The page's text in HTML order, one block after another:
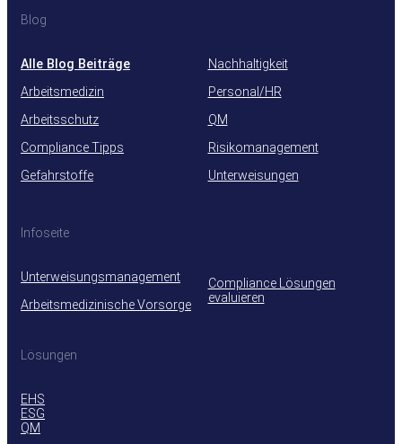
Blog
Alle Blog Beiträge
Arbeitsmedizin
Arbeitsschutz
Compliance Tipps
Gefahrstoffe
Nachhaltigkeit
Personal/HR
QM
Risikomanagement
Unterweisungen
Infoseite
Unterweisungsmanagement
Arbeitsmedizinische Vorsorge
Compliance Lösungen
evaluieren
Lösungen
EHS
ESG
QM